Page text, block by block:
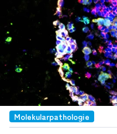
Molekularpathologie